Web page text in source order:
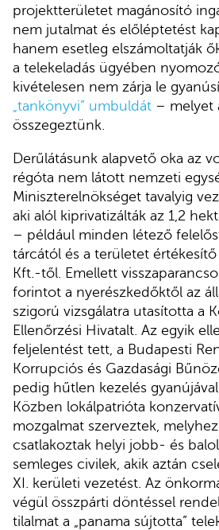
projektterületet magánosító
nem jutalmat és előléptetést
hanem esetleg elszámoltatják
a telekeladás ügyében
kivételesen nem zárja le
„tankönyvi” umbuldát – melyet
összegeztünk.
Derűlátásunk alapvető oka az
régóta nem látott nemzeti
Miniszterelnökséget tavalyig
aki alól kiprivatizálták az 1,2
– például minden létező
tárcától és a területet
Kft.-től. Emellett
forintot a nyerészkedőktől az
szigorú vizsgálatra utasította a
Ellenőrzési Hivatalt. Az egyik
feljelentést tett, a Budapesti
Korrupciós és Gazdasági
pedig hűtlen kezelés
Közben lokálpatrióta
mozgalmat szerveztek,
csatlakoztak helyi jobb- és
semleges civilek, akik aztán
XI. kerületi vezetést. Az
végül összpárti döntéssel
tilalmat a „panama sújtotta”